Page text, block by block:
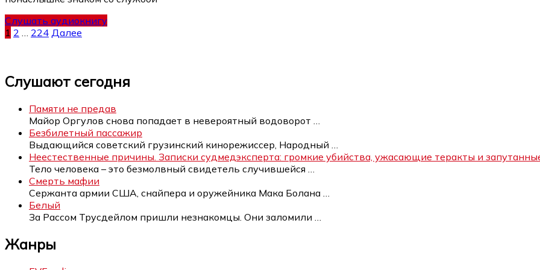
Слушать аудиокнигу
Пагинация
1 2 224 Далее
Слушают сегодня
Памяти не предав
Майор Оргулов снова попадает в невероятный водоворот
Безбилетный пассажир
Выдающийся советский грузинский кинорежиссер, Народный
Неестественные причины. Записки судмедэксперта: громкие убийства, ужасающие теракты и
Тело человека – это безмолвный свидетель случившейся
Смерть мафии
Сержанта армии США, снайпера и оружейника Мака Болана
Белый
За Рассом Трусдейлом пришли незнакомцы. Они заломили
Жанры